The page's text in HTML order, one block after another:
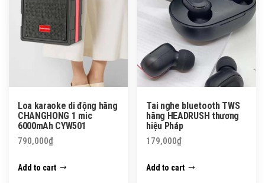
Loa karaoke di động hãng
CHANGHONG 1 mic
6000mAh CYW501
790,000₫
Add to cart
Tai nghe bluetooth TWS
hãng HEADRUSH thương
hiệu Pháp
179,000₫
Add to cart